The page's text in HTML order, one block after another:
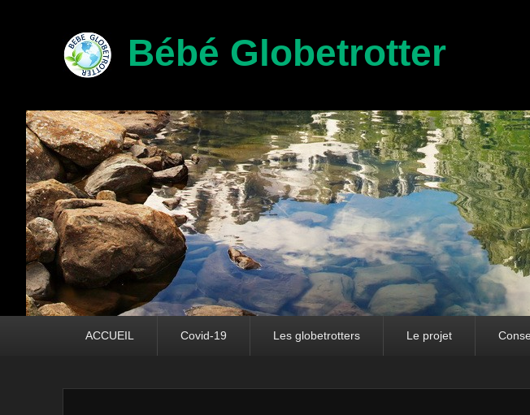
Bébé Globetrotter
ACCUEIL Covid-19 Les globetrotters Le projet